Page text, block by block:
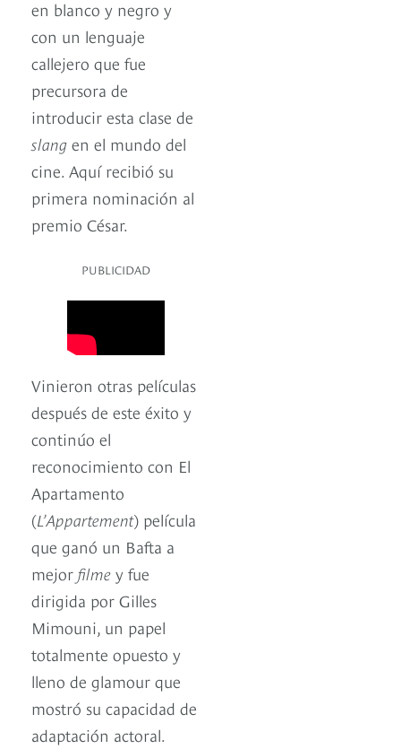
en blanco y negro y
con un lenguaje
callejero que fue
precursora de
introducir esta clase de
slang en el mundo del
cine. Aquí recibió su
primera nominación al
premio César.
PUBLICIDAD
Vinieron otras películas
después de este éxito y
continúo el
reconocimiento con El
Apartamento
(L’Appartement) película
que ganó un Bafta a
mejor filme y fue
dirigida por Gilles
Mimouni, un papel
totalmente opuesto y
lleno de glamour que
mostró su capacidad de
adaptación actoral.